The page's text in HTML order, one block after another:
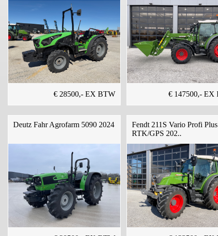
€ 28500,- EX BTW € 147500,- EX
Deutz Fahr Agrofarm 5090 2024
Fendt 211S Vario Profi
RTK/GPS 202..